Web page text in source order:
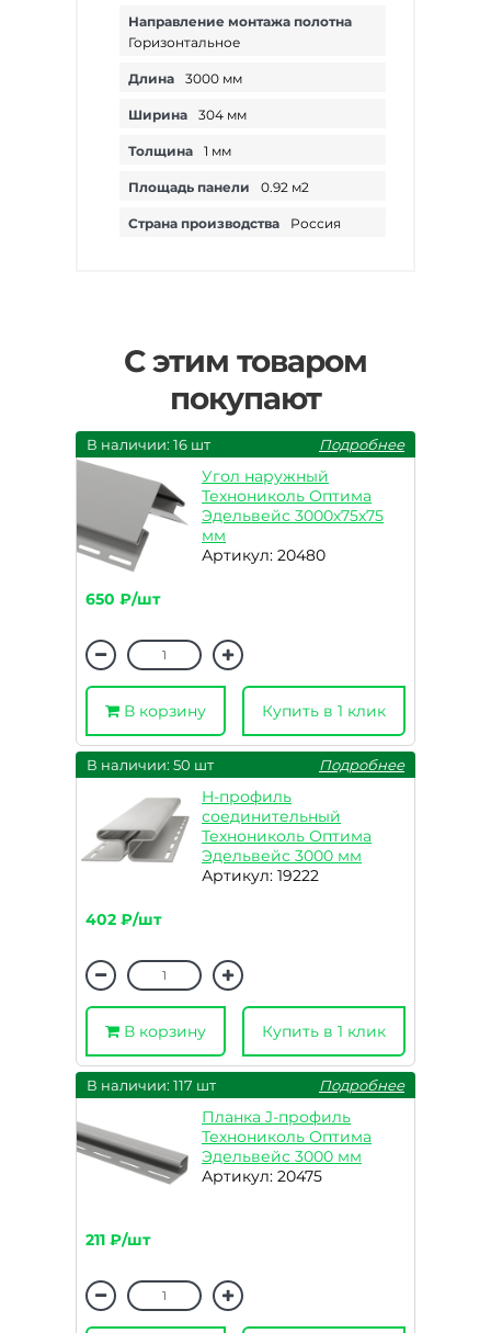
Направление монтажа полотна
Горизонтальное
Длина 3000 мм
Ширина 304 мм
Толщина 1 мм
Площадь панели 0.92 м2
Страна производства Россия
С этим товаром
покупают
В наличии: 16 шт Подробнее
Угол наружный
Технониколь Оптима
Эдельвейс 3000х75х75
мм
Артикул: 20480
650 ₽/шт
В корзину Купить в 1 клик
В наличии: 50 шт Подробнее
H-профиль
соединительный
Технониколь Оптима
Эдельвейс 3000 мм
Артикул: 19222
402 ₽/шт
В корзину Купить в 1 клик
В наличии: 117 шт Подробнее
Планка J-профиль
Технониколь Оптима
Эдельвейс 3000 мм
Артикул: 20475
211 ₽/шт